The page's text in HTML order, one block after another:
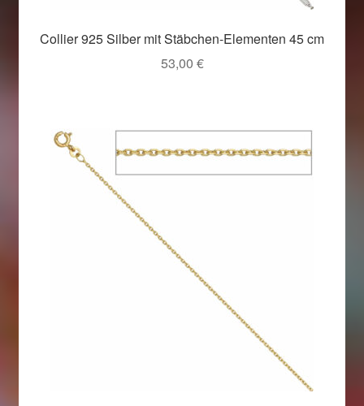
Collier 925 Silber mit Stäbchen-Elementen 45 cm
53,00 €